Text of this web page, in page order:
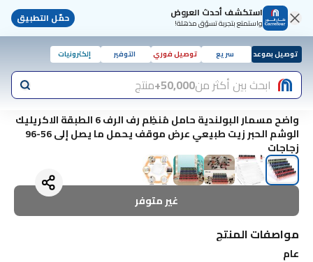
استكشف أحدث العروض
واستمتع بتجربة تسوّق مذهلة! حمّل التطبيق
توصيل بموعد سريع توصيل فوري التوفير إلكترونيات
ابحث بين أكثر من50,000+ منتج
واضح مسمار البولندية حامل مُنظِم رف الرف 6 الطبقة الاكريليك
الوشم الحبر زيت طبيعي عرض موقف يحمل ما يصل إلى 56-96
زجاجات
غير متوفر
مواصفات المنتج
عام